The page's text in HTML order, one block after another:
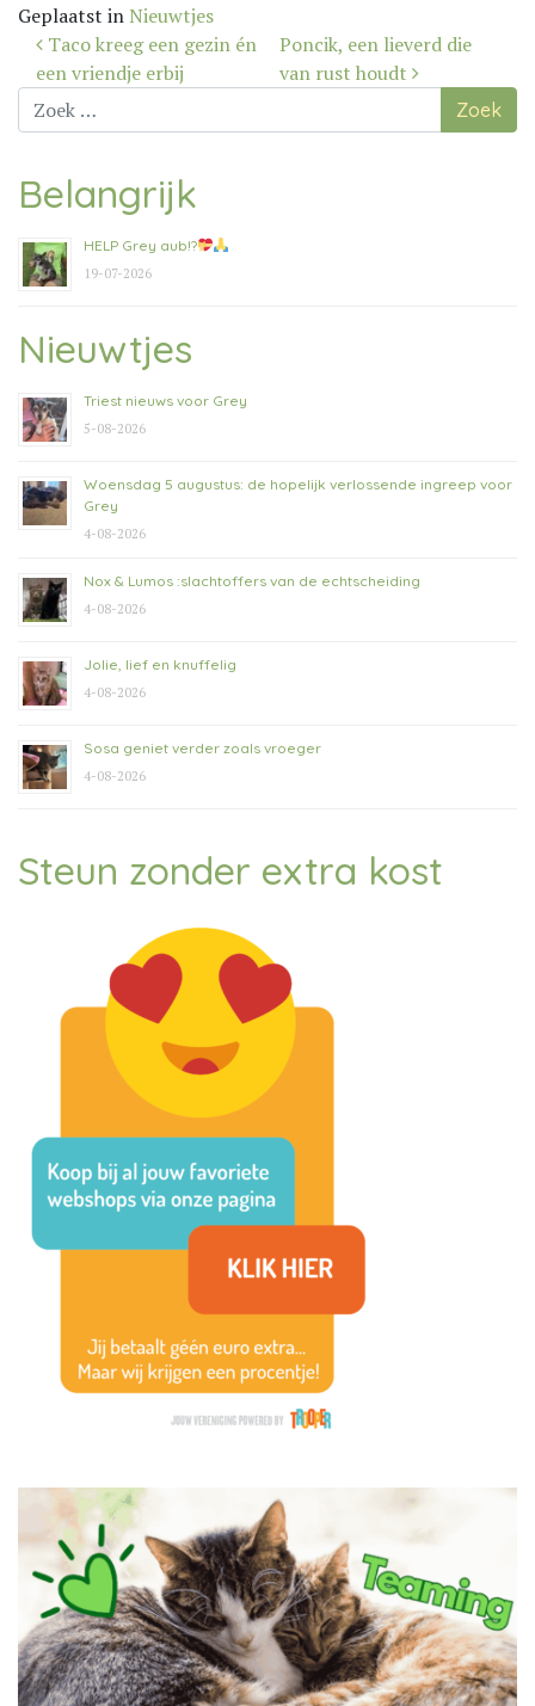
Geplaatst in Nieuwtjes
Bericht
navigatie
Taco kreeg een gezin én
een vriendje erbij
Poncik, een lieverd die
van rust houdt
Zoek
naar:
Belangrijk
HELP Grey aub!?
19-07-2026
Nieuwtjes
Triest nieuws voor Grey
5-08-2026
Woensdag 5 augustus: de hopelijk verlossende ingreep voor
Grey
4-08-2026
Nox & Lumos :slachtoffers van de echtscheiding
4-08-2026
Jolie, lief en knuffelig
4-08-2026
Sosa geniet verder zoals vroeger
4-08-2026
Steun zonder extra kost